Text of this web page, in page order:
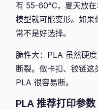
有 55-60°C，夏天放在
模型就可能变形。如
常不是好选择。
脆性大：PLA 虽然硬
断裂。做卡扣、铰链这
PLA 很容易断。
PLA 推荐打印参数